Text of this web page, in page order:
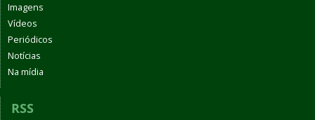
Imagens
Vídeos
Periódicos
Notícias
Na mídia
RSS